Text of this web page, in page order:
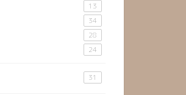
13
34
28
24
31